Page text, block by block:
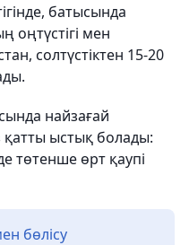
батысында
оңтүстігі мен
солтүстіктен 15-20
найзағай
қатты ыстық болады:
төтенше өрт қаупі
бөлісу